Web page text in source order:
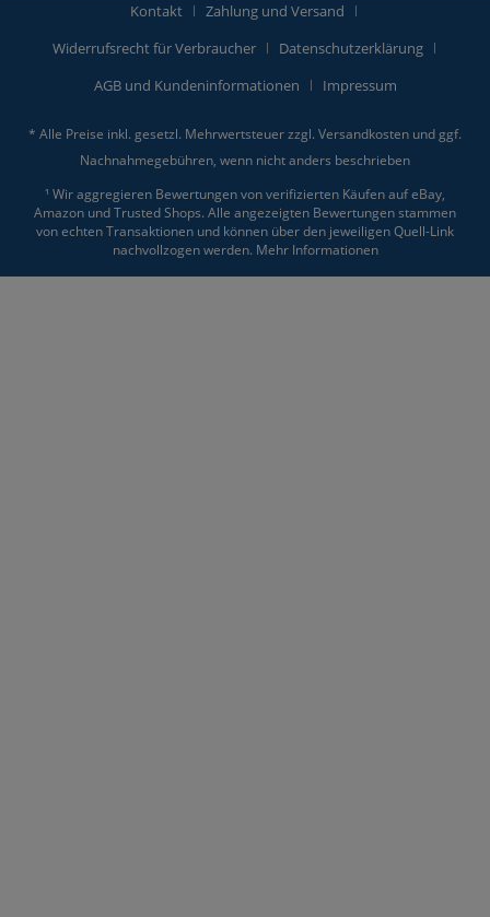
Kontakt
Zahlung und Versand
Widerrufsrecht für Verbraucher
Datenschutzerklärung
AGB und Kundeninformationen
Impressum
* Alle Preise inkl. gesetzl. Mehrwertsteuer zzgl. Versandkosten und ggf.
Nachnahmegebühren, wenn nicht anders beschrieben
¹ Wir aggregieren Bewertungen von verifizierten Käufen auf eBay,
Amazon und Trusted Shops. Alle angezeigten Bewertungen stammen
von echten Transaktionen und können über den jeweiligen Quell-Link
nachvollzogen werden. Mehr Informationen